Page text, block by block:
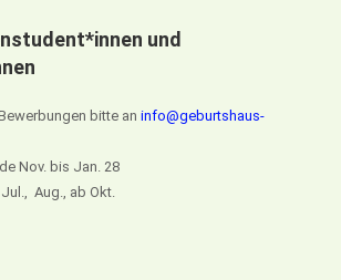
und
bitte aninfo@geburtshaus-
Nov. bis Jan. 28
Aug., ab Okt.